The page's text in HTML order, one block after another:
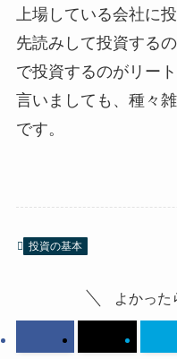
上場している会社に
先読みして投資する
で投資するのがリー
言いましても、種々
です。
投資の基本
よかった